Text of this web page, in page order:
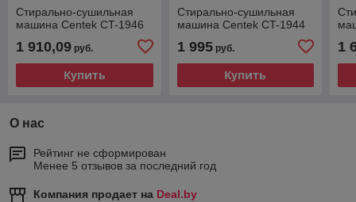
Стирально-сушильная
машина Centek CT-1946
1 910,09 руб.
Купить
Стирально-сушильная
машина Centek CT-1944
1 995руб.
Купить
1
О нас
Рейтинг не сформирован
Менее 5 отзывов за последний год
Компания продает на Deal.by